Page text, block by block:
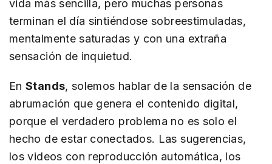
vida más sencilla, pero muchas personas
terminan el día sintiéndose sobreestimuladas,
mentalmente saturadas y con una extraña
sensación de inquietud.
EnStands, solemos hablar de la sensación de
abrumación que genera el contenido digital,
porque el verdadero problema no es solo el
hecho de estar conectados. Las sugerencias,
los videos con reproducción automática, los